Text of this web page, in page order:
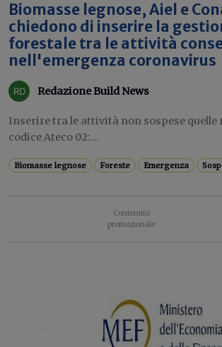
Biomasse legnose, Aiel e
chiedono di inserire la
forestale tra le attività
nell'emergenza coronavirus
Redazione Build News
Inserire tra le attività non sospese
codice Ateco 02:...
Biomasse legnose Foreste Emergenza